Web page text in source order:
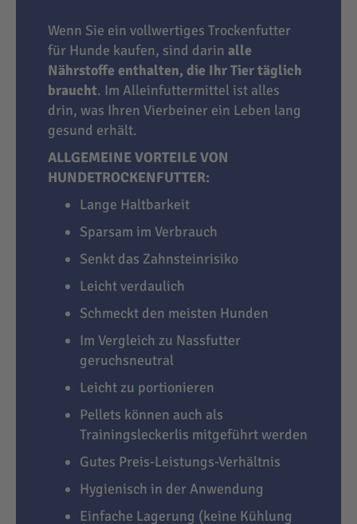
Wenn Sie ein vollwertiges Trockenfutter
für Hunde kaufen, sind darin alle
Nährstoffe enthalten, die Ihr Tier täglich
braucht. Im Alleinfuttermittel ist alles
drin, was Ihren Vierbeiner ein Leben lang
gesund erhält.
ALLGEMEINE VORTEILE VON
HUNDETROCKENFUTTER:
Lange Haltbarkeit
Sparsam im Verbrauch
Senkt das Zahnsteinrisiko
Leicht verdaulich
Schmeckt den meisten Hunden
Im Vergleich zu Nassfutter
geruchsneutral
Leicht zu portionieren
Pellets können auch als
Trainingsleckerlis mitgeführt werden
Gutes Preis-Leistungs-Verhältnis
Hygienisch in der Anwendung
Einfache Lagerung (keine Kühlung